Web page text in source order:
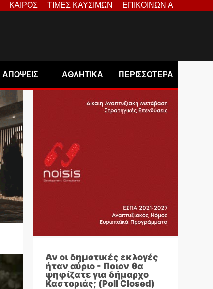
ΚΑΙΡΟΣ ΤΙΜΕΣ ΚΑΥΣΙΜΩΝ ΕΠΙΚΟΙΝΩΝΙΑ
ΑΠΟΨΕΙΣ ΑΘΛΗΤΙΚΑ ΠΕΡΙΣΣΟΤΕΡΑ
Αν οι δημοτικές εκλογές
ήταν αύριο - Ποιον θα
ψηφίζατε για δήμαρχο
Καστοριάς; (Poll Closed)